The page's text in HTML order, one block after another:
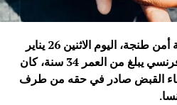
تمكنت عناصر الشرطة بولاية أمن طنجة، اليوم الاثنين 26 يناير
الجاري، من توقيف مواطن فرنسي يبلغ من العمر 34 سنة، كان
القبض صادر في حقه من طرف
.